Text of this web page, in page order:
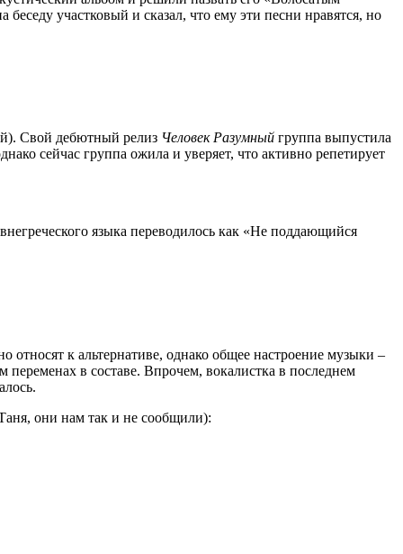
участковый и сказал, что ему эти песни нравятся, но
Свой дебютный релиз Чeлoвeк Paзyмный группа выпустила
сейчас группа ожила и уверяет, что активно репетирует
языка переводилось как «Не поддающийся
относят к альтернативе, однако общее настроение музыки –
переменах в составе. Впрочем, вокалистка в последнем
они нам так и не сообщили):